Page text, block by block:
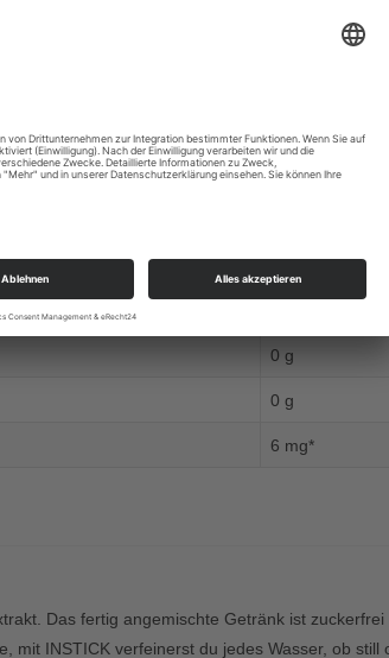
0 g
0 g
0 g
0 g
6 mg*
Das fertig angemischte Getränk ist
INSTICK verfeinerst du jedes Wasser, ob